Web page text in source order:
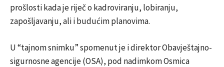
prošlosti kada je riječ o kadroviranju, lobiranju,
zapošljavanju, ali i budućim planovima.
U “tajnom snimku” spomenut je i direktor Obavještajno-
sigurnosne agencije (OSA), pod nadimkom Osmica